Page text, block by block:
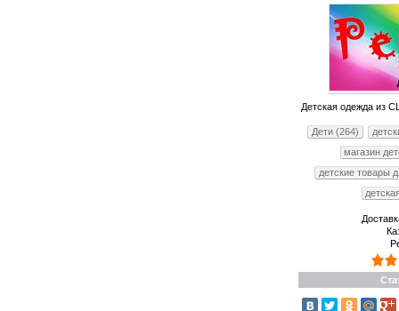
Детская одежда из
Дети (264)
магазин
детские товары